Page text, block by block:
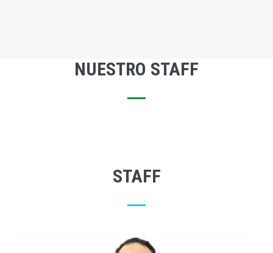
NUESTRO STAFF
STAFF